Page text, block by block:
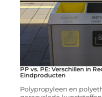
PP vs. PE: Verschillen in
Eindproducten
Polypropyleen en